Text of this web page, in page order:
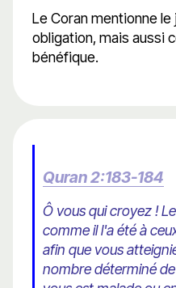
Le Coran mentionne
obligation, mais aussi
bénéfique.
Quran 2:183-184
Ô vous qui croyez !
comme il l'a été à
afin que vous
nombre déterminé